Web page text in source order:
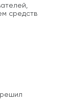
средств